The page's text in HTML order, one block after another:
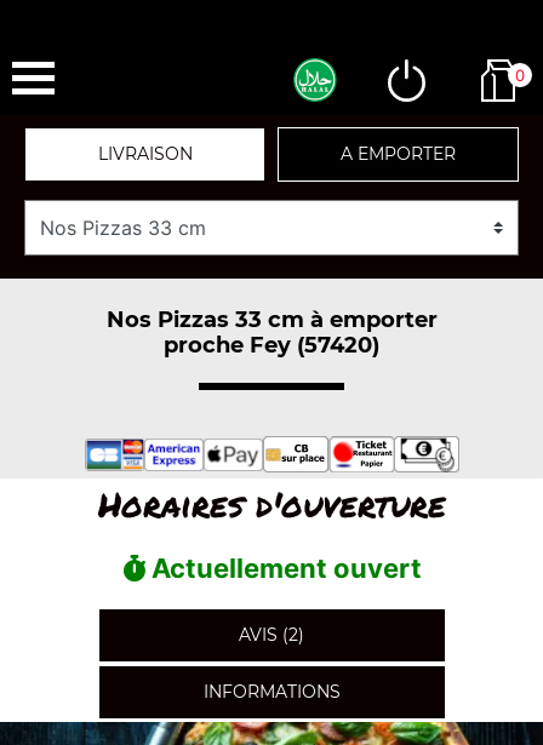
0
LIVRAISON A EMPORTER
Nos Pizzas 33 cm à emporter
proche Fey (57420)
Horaires d'ouverture
Actuellement ouvert
AVIS (2)
INFORMATIONS